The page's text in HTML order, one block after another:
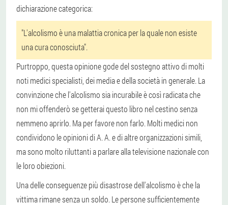
dichiarazione categorica:
"L'alcolismo è una malattia cronica per la quale non esiste
una cura conosciuta".
Purtroppo, questa opinione gode del sostegno attivo di molti
noti medici specialisti, dei media e della società in generale. La
convinzione che l'alcolismo sia incurabile è così radicata che
non mi offenderò se getterai questo libro nel cestino senza
nemmeno aprirlo. Ma per favore non farlo. Molti medici non
condividono le opinioni di A. A. e di altre organizzazioni simili,
ma sono molto riluttanti a parlare alla televisione nazionale con
le loro obiezioni.
Una delle conseguenze più disastrose dell'alcolismo è che la
vittima rimane senza un soldo. Le persone sufficientemente